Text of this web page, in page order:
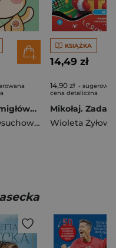
Słodkie łamigłówki z pieskiem. Słodkie łamigłówki
Zuzanna Osuchowska
KSIĄŻKA
14,49 zł
14,90 zł -
cena detaliczna
Wioleta